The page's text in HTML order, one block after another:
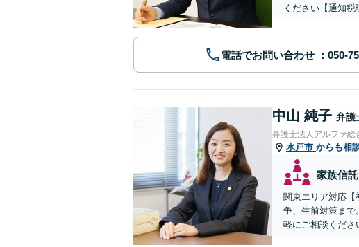
ください【通知税
電話でお問い合わせ
中山 純子 弁護
弁護士法人アルファ総
水戸市 からも相
家族信託
関東エリア対応
争、生前対策まで
軽にご相談くださ